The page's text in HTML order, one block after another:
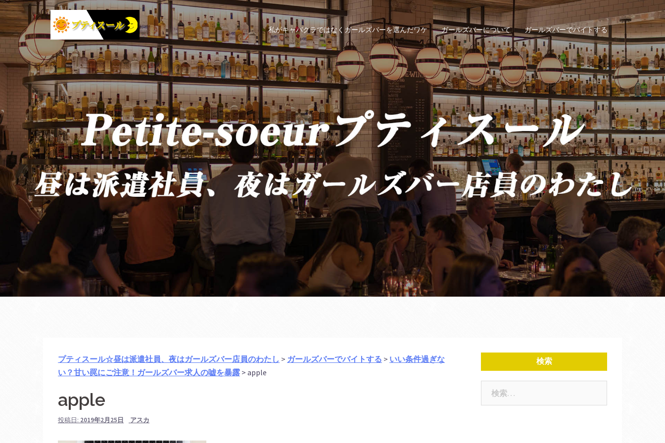
コ
ン
テ
ン
ッ
プ
私がキャバクラではなくガールズバーを選んだワケ ガールズバーについて ガールズバーでバイトする
プティスール☆昼は派遣社員、夜はガールズバー店員のわたし > ガールズバーでバイトする > いい条件過ぎな
い？甘い罠にご注意！ガールズバー求人の嘘を暴露 > apple
apple
投稿日: 2019年2月25日 アスカ
検索